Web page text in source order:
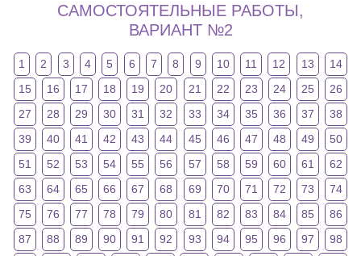
САМОСТОЯТЕЛЬНЫЕ РАБОТЫ,
ВАРИАНТ №2
1 2 3 4 5 6 7 8 9 10 11 12 13
14
15
16 17 18 19 20 21 22 23 24 25
26
27
28 29 30 31 32 33 34 35 36 37
38
39
40 41 42 43 44 45 46 47 48 49
50
51
52 53 54 55 56 57 58 59 60 61
62
63
64 65 66 67 68 69 70 71 72 73
74
75
76 77 78 79 80 81 82 83 84 85
86
87
88 89 90 91 92 93 94 95 96 97
98